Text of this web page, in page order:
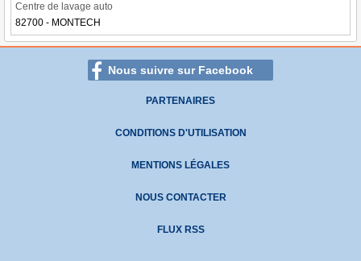
Centre de lavage auto
82700 - MONTECH
Nous suivre sur Facebook
PARTENAIRES
CONDITIONS D'UTILISATION
MENTIONS LÉGALES
NOUS CONTACTER
FLUX RSS